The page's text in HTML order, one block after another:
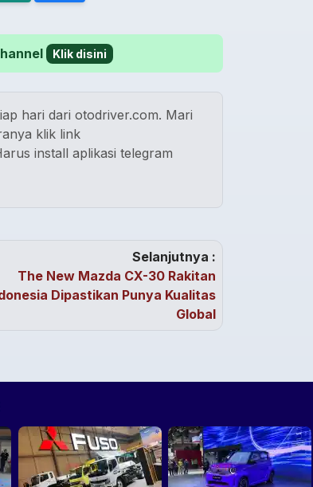
Klik disini
hari dari otodriver.com. Mari
klik link
install aplikasi telegram
Selanjutnya :
The New Mazda CX-30 Rakitan
Dipastikan Punya Kualitas
Global